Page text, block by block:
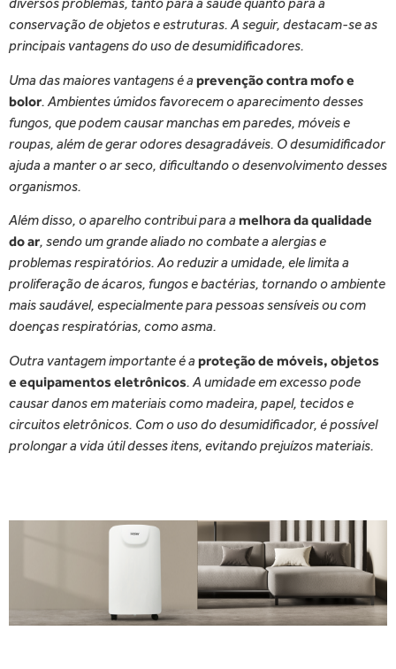
diversos problemas, tanto para a saúde quanto para a
conservação de objetos e estruturas. A seguir, destacam-se as
principais vantagens do uso de desumidificadores.
Uma das maiores vantagens é a prevenção contra mofo e
bolor. Ambientes úmidos favorecem o aparecimento desses
fungos, que podem causar manchas em paredes, móveis e
roupas, além de gerar odores desagradáveis. O desumidificador
ajuda a manter o ar seco, dificultando o desenvolvimento desses
organismos.
Além disso, o aparelho contribui para a melhora da qualidade
do ar, sendo um grande aliado no combate a alergias e
problemas respiratórios. Ao reduzir a umidade, ele limita a
proliferação de ácaros, fungos e bactérias, tornando o ambiente
mais saudável, especialmente para pessoas sensíveis ou com
doenças respiratórias, como asma.
Outra vantagem importante é a proteção de móveis, objetos
e equipamentos eletrônicos. A umidade em excesso pode
causar danos em materiais como madeira, papel, tecidos e
circuitos eletrônicos. Com o uso do desumidificador, é possível
prolongar a vida útil desses itens, evitando prejuízos materiais.